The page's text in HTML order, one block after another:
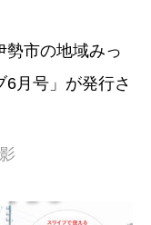
勢市の地域みっ
月号」が発行さ